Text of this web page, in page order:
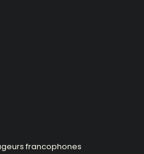
francophones